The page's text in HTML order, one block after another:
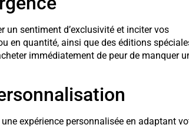
un sentiment d’exclusivité et inciter vos
en quantité, ainsi que des éditions
immédiatement de peur de manquer
expérience personnalisée en adaptant